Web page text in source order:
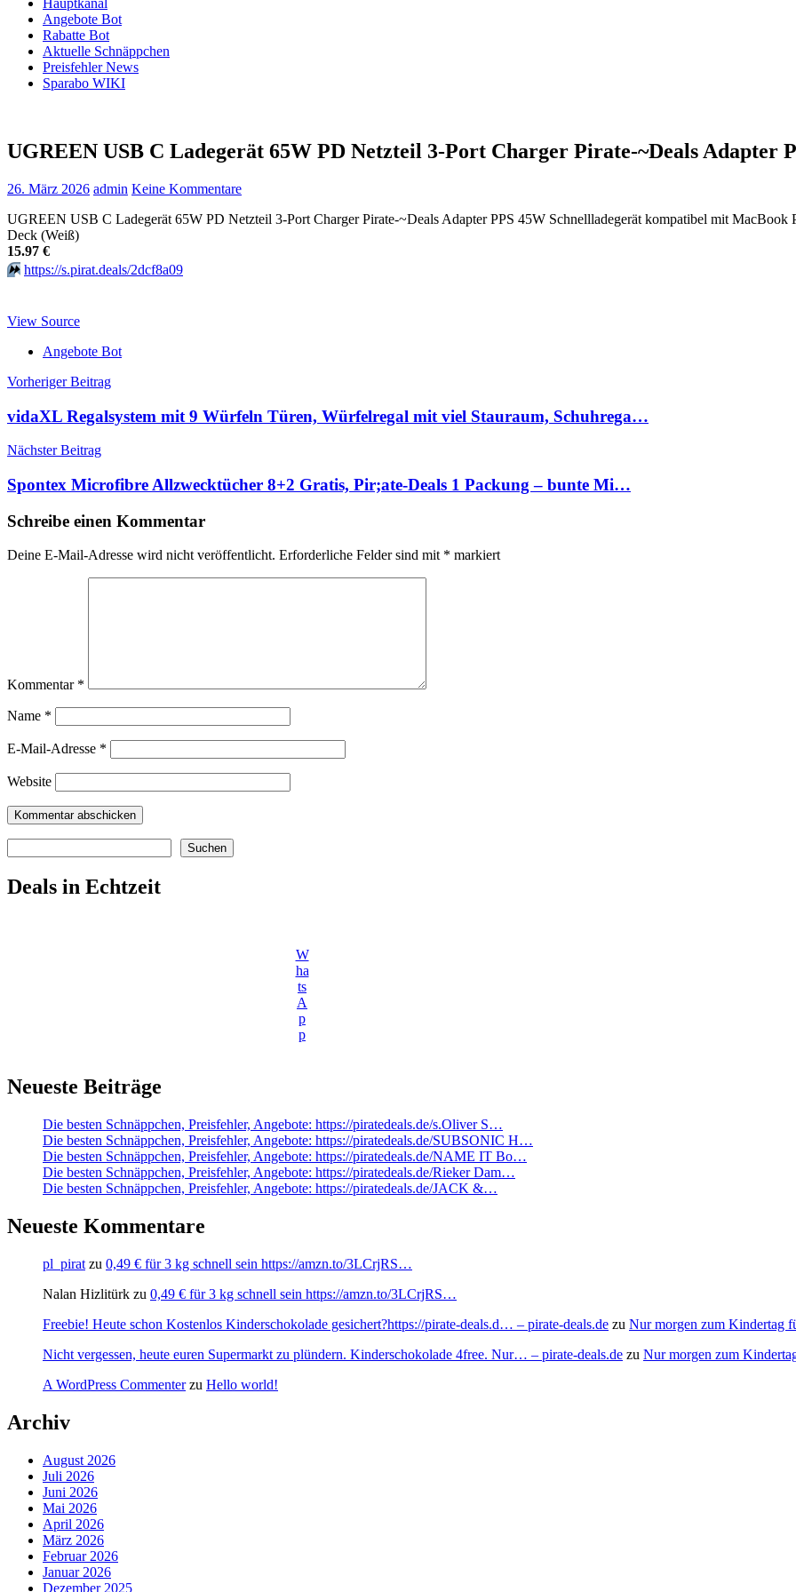
Hauptkanal
Angebote Bot
Rabatte Bot
Aktuelle Schnäppchen
Preisfehler News
Sparabo WIKI
UGREEN USB C Ladegerät 65W PD Netzteil 3-Port Charger Pirate-~Deals Adapter
26. März 2026 admin Keine Kommentare
UGREEN USB C Ladegerät 65W PD Netzteil 3-Port Charger Pirate-~Deals Adapter PPS 45W Schnellladegerät kompatibel mit
Deck (Weiß)
15.97 €
⏩️ https://s.pirat.deals/2dcf8a09
View Source
Angebote Bot
Beitragsnavigation
Vorheriger Beitrag
vidaXL Regalsystem mit 9 Würfeln Türen, Würfelregal mit viel Stauraum, Schuhrega…
Nächster Beitrag
Spontex Microfibre Allzwecktücher 8+2 Gratis, Pir;ate-Deals 1 Packung – bunte Mi…
Schreibe einen Kommentar
Deine E-Mail-Adresse wird nicht veröffentlicht. Erforderliche Felder sind mit * markiert
Kommentar *
Name *
E-Mail-Adresse *
Website
Suchen
Deals in Echtzeit
W
ha
ts
A
p
p
Neueste Beiträge
Die besten Schnäppchen, Preisfehler, Angebote: https://piratedeals.de/s.Oliver S…
Die besten Schnäppchen, Preisfehler, Angebote: https://piratedeals.de/SUBSONIC H…
Die besten Schnäppchen, Preisfehler, Angebote: https://piratedeals.de/NAME IT Bo…
Die besten Schnäppchen, Preisfehler, Angebote: https://piratedeals.de/Rieker Dam…
Die besten Schnäppchen, Preisfehler, Angebote: https://piratedeals.de/JACK &…
Neueste Kommentare
pl_pirat zu 0,49 € für 3 kg schnell sein https://amzn.to/3LCrjRS…
Nalan Hizlitürk zu 0,49 € für 3 kg schnell sein https://amzn.to/3LCrjRS…
Freebie! Heute schon Kostenlos Kinderschokolade gesichert?https://pirate-deals.d… – pirate-deals.de zu Nur morgen zum Kindertag
Nicht vergessen, heute euren Supermarkt zu plündern. Kinderschokolade 4free. Nur… – pirate-deals.de zu Nur morgen zum
A WordPress Commenterzu Hello world!
Archiv
August 2026
Juli 2026
Juni 2026
Mai 2026
April 2026
März 2026
Februar 2026
Januar 2026
Dezember 2025